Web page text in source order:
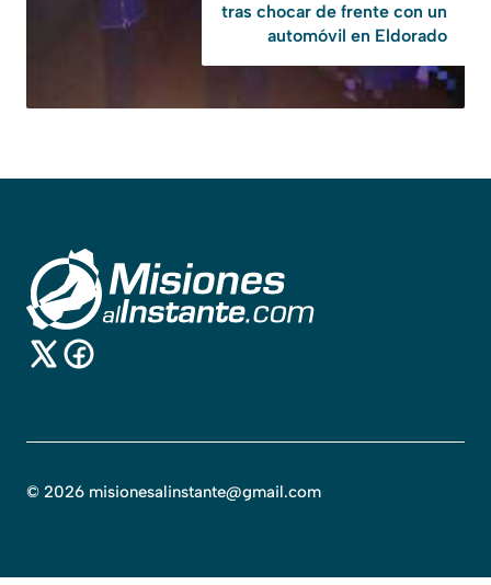
tras chocar de frente con un
automóvil en Eldorado
© 2026 misionesalinstante@gmail.com